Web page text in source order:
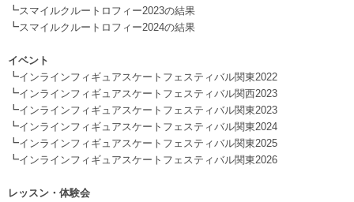
┗スマイルクルートロフィー2023の結果
┗スマイルクルートロフィー2024の結果
イベント
┗インラインフィギュアスケートフェスティバル関東2022
┗インラインフィギュアスケートフェスティバル関西2023
┗インラインフィギュアスケートフェスティバル関東2023
┗インラインフィギュアスケートフェスティバル関東2024
┗インラインフィギュアスケートフェスティバル関東2025
┗インラインフィギュアスケートフェスティバル関東2026
レッスン・体験会